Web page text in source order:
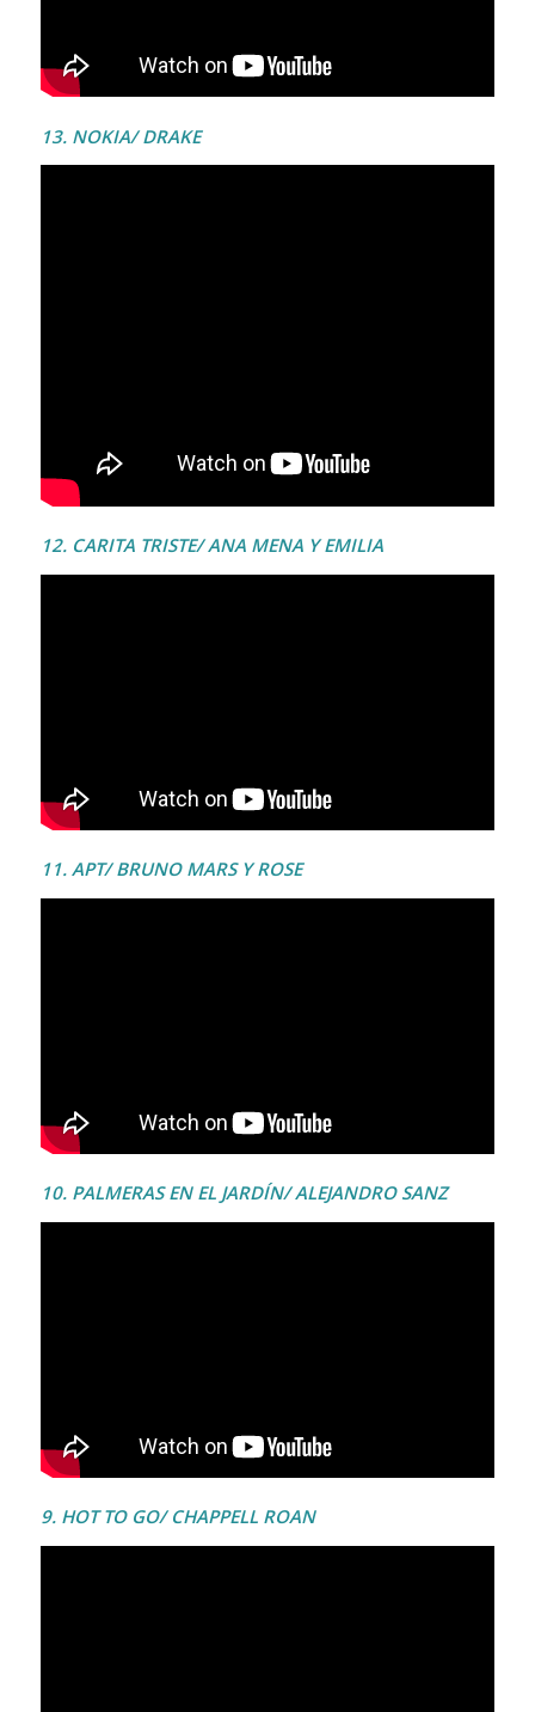
13. NOKIA/ DRAKE
12. CARITA TRISTE/ ANA MENA Y EMILIA
11. APT/ BRUNO MARS Y ROSE
10. PALMERAS EN EL JARDÍN/ ALEJANDRO SANZ
9. HOT TO GO/ CHAPPELL ROAN